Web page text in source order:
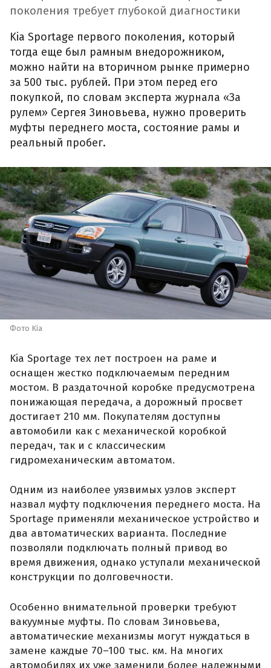
поколения требует глубокой диагностики
Kia Sportage первого поколения, который
тогда еще был рамным внедорожником,
можно найти на вторичном рынке примерно
за 500 тыс. рублей. При этом перед его
покупкой, по словам эксперта журнала «За
рулем» Сергея Зиновьева, нужно проверить
муфты переднего моста, состояние рамы и
реальный пробег.
Фото Kia
Kia Sportage тех лет построен на раме и
оснащен жестко подключаемым передним
мостом. В раздаточной коробке предусмотрена
понижающая передача, а дорожный просвет
достигает 210 мм. Покупателям доступны
автомобили как с механической коробкой
передач, так и с классическим
гидромеханическим автоматом.
Одним из наиболее уязвимых узлов эксперт
назвал муфту подключения переднего моста. На
Sportage применяли механическое устройство и
два автоматических варианта. Последние
позволяли подключать полный привод во
время движения, однако уступали механической
конструкции по долговечности.
Особенно внимательной проверки требуют
вакуумные муфты. По словам Зиновьева,
автоматические механизмы могут нуждаться в
замене каждые 70–100 тыс. км. На многих
автомобилях их уже заменили более надежными